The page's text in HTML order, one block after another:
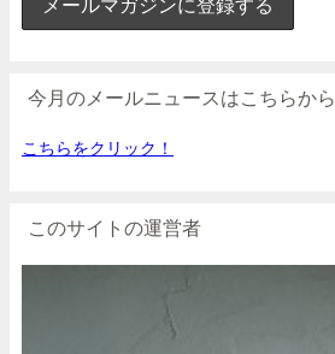
今月のメールニュースはこちらから
こちらをクリック！
このサイトの運営者